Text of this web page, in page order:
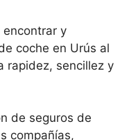
encontrar y
coche en Urús al
rapidez, sencillez y
de seguros de
compañías,